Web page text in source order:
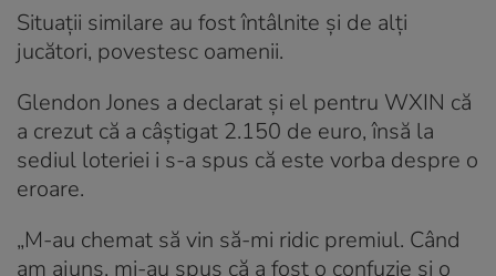
Situații similare au fost întâlnite și de alți
jucători, povestesc oamenii.
Glendon Jones a declarat și el pentru WXIN că
a crezut că a câștigat 2.150 de euro, însă la
sediul loteriei i s-a spus că este vorba despre o
eroare.
„M-au chemat să vin să-mi ridic premiul. Când
am ajuns, mi-au spus că a fost o confuzie și o